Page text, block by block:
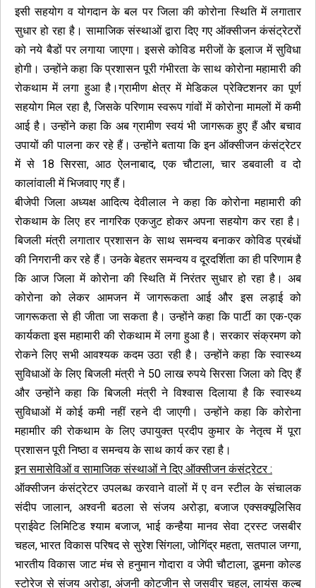
इसी सहयोग व योगदान के बल पर जिला की कोरोना स्थिति में लगातार
सुधार हो रहा है। सामाजिक संस्थाओं द्वारा दिए गए ऑक्सीजन कंसंट्रेटरों
को नये बैडों पर लगाया जाएगा। इससे कोविड मरीजों के इलाज में सुविधा
होगी। उन्होंने कहा कि प्रशासन पूरी गंभीरता के साथ कोरोना महामारी की
रोकथाम में लगा हुआ है।ग्रामीण क्षेत्र में मेडिकल प्रेक्टिशनर का पूर्ण
सहयोग मिल रहा है, जिसके परिणाम स्वरूप गांवों में कोरोना मामलों में कमी
आई है। उन्होंने कहा कि अब ग्रामीण स्वयं भी जागरूक हुए हैं और बचाव
उपायों की पालना कर रहे हैं। उन्होंने बताया कि इन ऑक्सीजन कंसंट्रेटर
में से 18 सिरसा, आठ ऐलनाबाद, एक चौटाला, चार डबवाली व दो
कालांवाली में भिजवाए गए हैं।
बीजेपी जिला अध्यक्ष आदित्य देवीलाल ने कहा कि कोरोना महामारी की
रोकथाम के लिए हर नागरिक एकजुट होकर अपना सहयोग कर रहा है।
बिजली मंत्री लगातार प्रशासन के साथ समन्वय बनाकर कोविड प्रबंधों
की निगरानी कर रहे हैं। उनके बेहतर समन्वय व दूरदर्शिता का ही परिणाम है
कि आज जिला में कोरोना की स्थिति में निरंतर सुधार हो रहा है। अब
कोरोना को लेकर आमजन में जागरूकता आई और इस लड़ाई को
जागरूकता से ही जीता जा सकता है। उन्होंने कहा कि पार्टी का एक-एक
कार्यकता इस महामारी की रोकथाम में लगा हुआ है। सरकार संक्रमण को
रोकने लिए सभी आवश्यक कदम उठा रही है। उन्होंने कहा कि स्वास्थ्य
सुविधाओं के लिए बिजली मंत्री ने 50 लाख रुपये सिरसा जिला को दिए हैं
और उन्होंने कहा कि बिजली मंत्री ने विश्वास दिलाया है कि स्वास्थ्य
सुविधाओं में कोई कमी नहीं रहने दी जाएगी। उन्होंने कहा कि कोरोना
महामाीर की रोकथाम के लिए उपायुक्त प्रदीप कुमार के नेतृत्व में पूरा
प्रशासन पूरी निष्ठा व समन्वय के साथ कार्य कर रहा है।
इन समासेविओं व सामाजिक संस्थाओं ने दिए ऑक्सीजन कंसंट्रेटर :
ऑक्सीजन कंसंट्रेटर उपलब्ध करवाने वालों में ए वन स्टील के संचालक
संदीप जालान, अश्वनी बठला से संजय अरोड़ा, बजाज एक्सक्यूलिसिव
प्राईवेट लिमिटिड श्याम बजाज, भाई कन्हैया मानव सेवा ट्रस्ट जसबीर
चहल, भारत विकास परिषद से सुरेश सिंगला, जोगिंद्र महता, सतपाल जग्गा,
भारतीय विकास जाट मंच से हनुमान गोदारा व जेपी चौटाला, डूमना कोल्ड
स्टोरेज से संजय अरोड़ा, अंजनी कोटजीन से जसवीर चहल, लायंस कल्ब